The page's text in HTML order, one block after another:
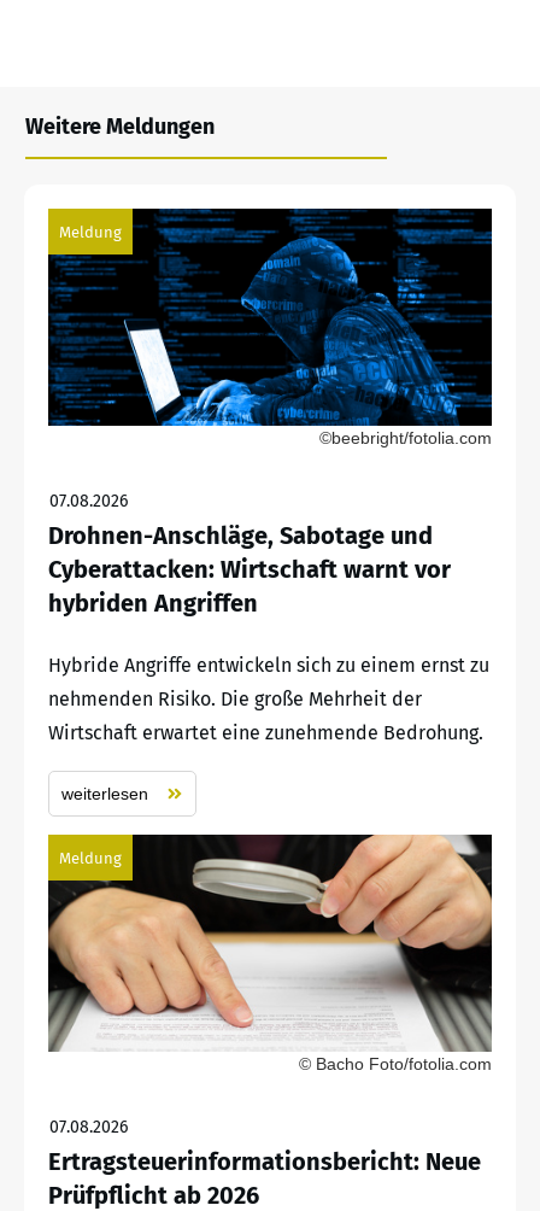
Weitere Meldungen
Meldung
©beebright/fotolia.com
07.08.2026
Drohnen-Anschläge, Sabotage und
Cyberattacken: Wirtschaft warnt vor
hybriden Angriffen
Hybride Angriffe entwickeln sich zu einem ernst zu
nehmenden Risiko. Die große Mehrheit der
Wirtschaft erwartet eine zunehmende Bedrohung.
weiterlesen
Meldung
© Bacho Foto/fotolia.com
07.08.2026
Ertragsteuerinformationsbericht: Neue
Prüfpflicht ab 2026